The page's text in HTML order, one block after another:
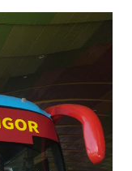
menjadi acara
meraikan kejayaan
menerbitkan
pasaran
Kuala
atau
2020. Anugerah